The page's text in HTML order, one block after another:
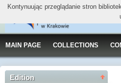
MAIN PAGE COLLECTIONS
Edition
Kontynuując przeglądanie stron